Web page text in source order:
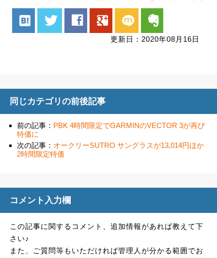
hatenabookmark twitter facebook google mixi evernote
更新日：2020年08月16日
同じカテゴリの前後記事
前の記事： PBK 4時間限定でGARMINのVECTOR 3が再び
特価に
次の記事： オークリーSUTRO サングラスが13,014円ほか
2時間限定特価
コメント入力欄
この記事に関するコメント、追加情報があれば教えて下
さい♪
また、ご質問等もいただければ管理人が分かる範囲でお